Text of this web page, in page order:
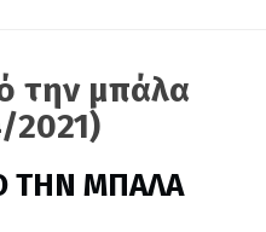
την μπάλα
2021)
ΤΗΝ ΜΠΑΛΑ